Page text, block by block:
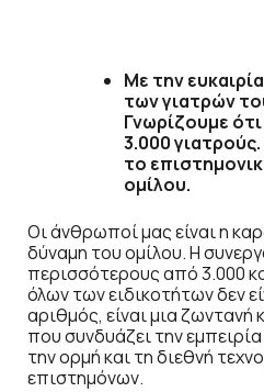
Με την
των γιατρών
Γνωρίζουμε
3.000
το
ομίλου.
Οι άνθρωποί μας είναι η
δύναμη του ομίλου. Η
περισσότερους από 3.000
όλων των ειδικοτήτων δεν
αριθμός, είναι μια ζωντανή
που συνδυάζει την
την ορμή και τη διεθνή
επιστημόνων.